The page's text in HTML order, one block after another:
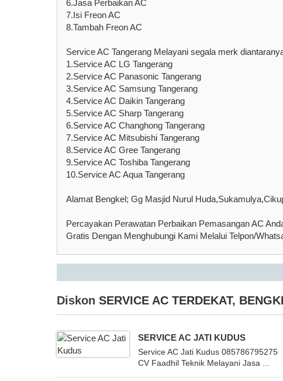
6.Jasa Perbaikan AC
7.Isi Freon AC
8.Tambah Freon AC
Service AC Tangerang Melayani segala merk
1.Service AC LG Tangerang
2.Service AC Panasonic Tangerang
3.Service AC Samsung Tangerang
4.Service AC Daikin Tangerang
5.Service AC Sharp Tangerang
6.Service AC Changhong Tangerang
7.Service AC Mitsubishi Tangerang
8.Service AC Gree Tangerang
9.Service AC Toshiba Tangerang
10.Service AC Aqua Tangerang
Alamat Bengkel; Gg Masjid Nurul
Percayakan Perawatan Perbaikan Pemasangan AC
Gratis Dengan Menghubungi Kami Melalui Telpon/
Diskon SERVICE AC TERDEKAT,
SERVICE AC JATI KUDUS
Service AC Jati Kudus 085786795275
CV Faadhil Teknik Melayani Jasa ...